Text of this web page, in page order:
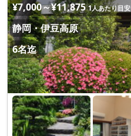
¥7,000～¥11,875 1人あたり目安
静岡・伊豆高原
6名迄